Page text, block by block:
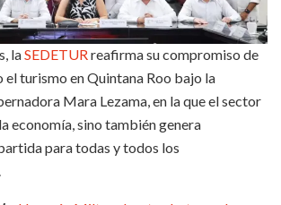
laSEDETURreafirma su compromiso de
el turismo en Quintana Roo bajo la
Mara Lezama, en la que el sector
economía, sino también genera
para todas y todos los